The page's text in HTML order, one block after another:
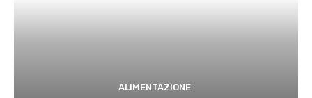
ALIMENTAZIONE